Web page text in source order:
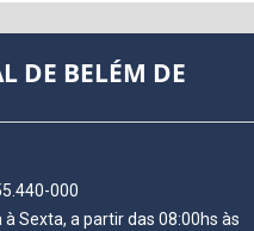
DE BELÉM DE
000
Sexta, a partir das 08:00hs às